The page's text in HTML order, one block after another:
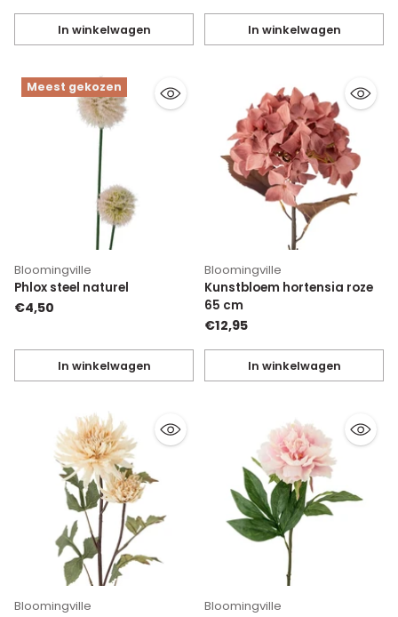
In winkelwagen
Hoeveelheid
In winkelwagen
Hoeveelheid
Meest gekozen
Bloomingville
Phlox steel naturel
€4,50
In winkelwagen
Hoeveelheid
Bloomingville
Kunstbloem hortensia roze
65 cm
€12,95
In winkelwagen
Hoeveelheid
Bloomingville
Bloomingville